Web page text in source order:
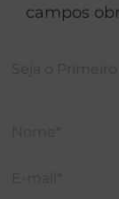
campos